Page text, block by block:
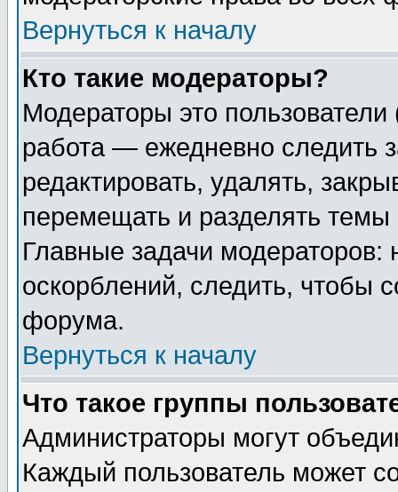
Вернуться к началу
Кто такие модераторы?
Модераторы это
работа — ежедневно следить
редактировать, удалять,
перемещать и разделять
Главные задачи
оскорблений, следить, чтобы
форума.
Вернуться к началу
Что такое группы
Администраторы могут
Каждый пользователь может